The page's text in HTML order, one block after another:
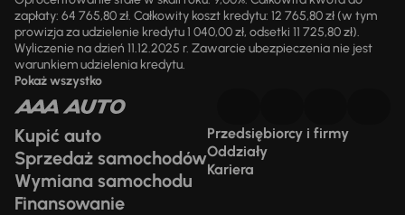
zapłaty: 64 765,80 zł. Całkowity koszt kredytu: 12 765,80 zł (w tym
prowizja za udzielenie kredytu 1 040,00 zł, odsetki 11 725,80 zł).
Wyliczenie na dzień 11.12.2025 r. Zawarcie ubezpieczenia nie jest
warunkiem udzielenia kredytu.
Pokaż wszystko
Kupić auto
Sprzedaż samochodów
Wymiana samochodu
Finansowanie
Przedsiębiorcy i firmy
Oddziały
Kariera